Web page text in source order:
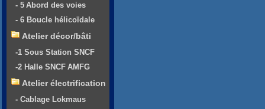
- 5 Abord des voies
- 6 Boucle hélicoïdale
Atelier décor/bâti
-1 Sous Station SNCF
-2 Halle SNCF AMFG
Atelier électrification
- Cablage Lokmaus